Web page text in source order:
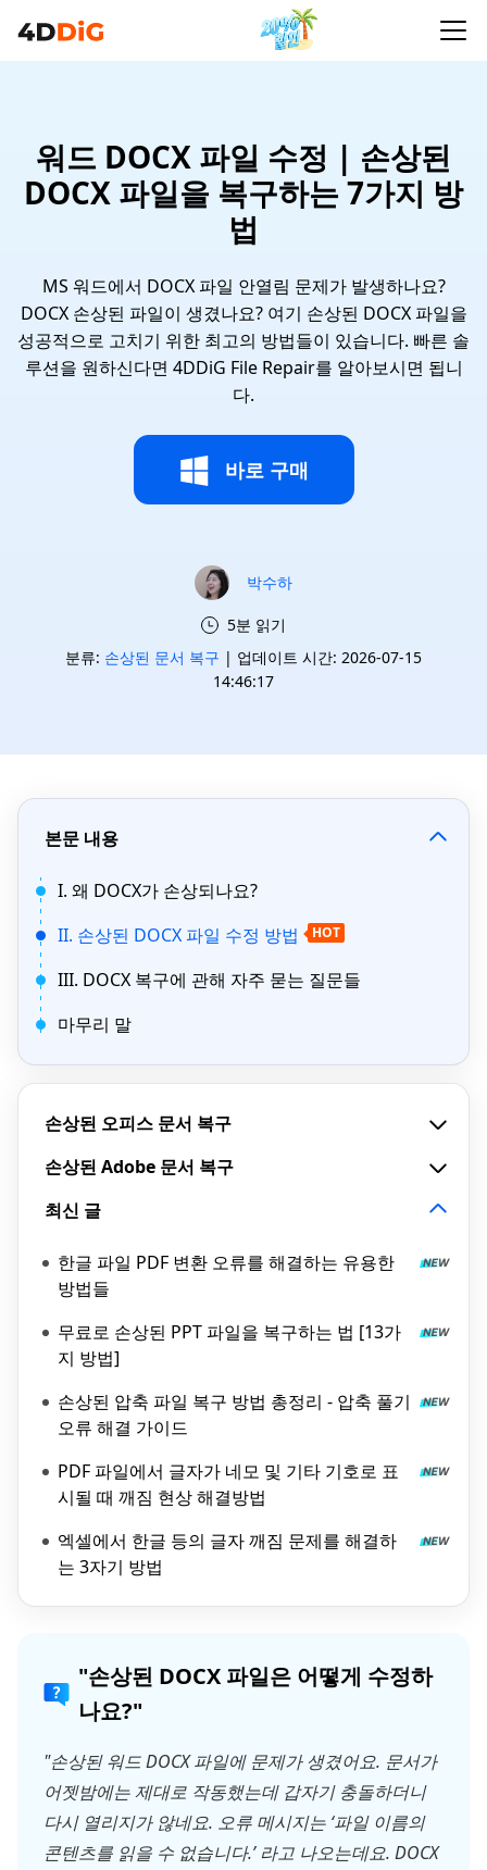
워드 DOCX 파일 수정 | 손상된
DOCX 파일을 복구하는 7가지 방
법
MS 워드에서 DOCX 파일 안열림 문제가 발생하나요?
DOCX 손상된 파일이 생겼나요? 여기 손상된 DOCX 파일을
성공적으로 고치기 위한 최고의 방법들이 있습니다. 빠른 솔
루션을 원하신다면 4DDiG File Repair를 알아보시면 됩니
다.
바로 구매
박수하
5분 읽기
분류: 손상된 문서 복구 | 업데이트 시간: 2026-07-15
14:46:17
본문 내용
I. 왜 DOCX가 손상되나요?
II. 손상된 DOCX 파일 수정 방법
HOT
III. DOCX 복구에 관해 자주 묻는 질문들
마무리 말
손상된 오피스 문서 복구
손상된 Adobe 문서 복구
최신 글
한글 파일 PDF 변환 오류를 해결하는 유용한
방법들
무료로 손상된 PPT 파일을 복구하는 법 [13가
지 방법]
손상된 압축 파일 복구 방법 총정리 - 압축 풀기
오류 해결 가이드
PDF 파일에서 글자가 네모 및 기타 기호로 표
시될 때 깨짐 현상 해결방법
엑셀에서 한글 등의 글자 깨짐 문제를 해결하
는 3자기 방법
"손상된 DOCX 파일은 어떻게 수정하
나요?"
"손상된 워드 DOCX 파일에 문제가 생겼어요. 문서가
어젯밤에는 제대로 작동했는데 갑자기 충돌하더니
다시 열리지가 않네요. 오류 메시지는 ‘파일 이름의
콘텐츠를 읽을 수 없습니다.’ 라고 나오는데요. DOCX